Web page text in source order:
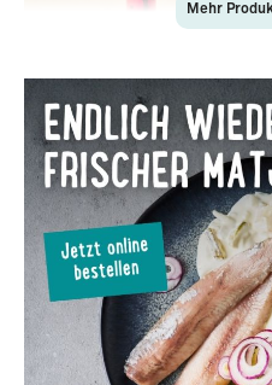
28690
Bio-Rotweinessig · Jordan
Mehr